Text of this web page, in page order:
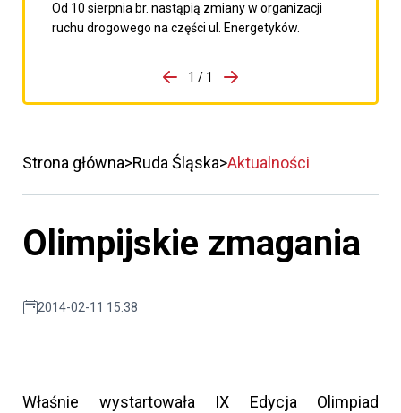
Od 10 sierpnia br. nastąpią zmiany w organizacji
ruchu drogowego na części ul. Energetyków.
porzpedniego komunikatu
1 / 1
Przejdź do następnego
Strona główna Ruda Śląska Aktualności
Olimpijskie zmagania
2014-02-11 15:38
Właśnie wystartowała IX Edycja Olimpiad